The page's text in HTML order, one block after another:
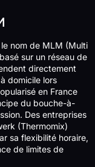
nom de MLM (Multi
sur un réseau de
directement
domicile lors
en France
du bouche-à-
Des entreprises
(Thermomix)
sa flexibilité horaire,
de limites de